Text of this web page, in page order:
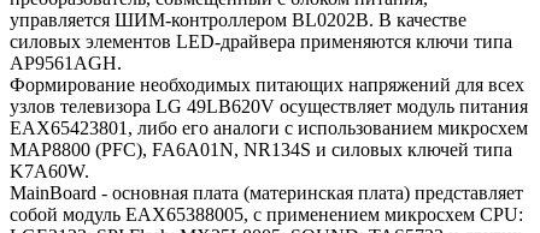
управляется ШИМ-контроллером BL0202B. В качестве
силовых элементов LED-драйвера применяются ключи типа
AP9561AGH.
Формирование необходимых питающих напряжений для всех
узлов телевизора LG 49LB620V осуществляет модуль питания
EAX65423801, либо его аналоги c использованием микросхем
MAP8800 (PFC), FA6A01N, NR134S и силовых ключей типа
K7A60W.
MainBoard - основная плата (материнская плата) представляет
собой модуль EAX65388005, с применением микросхем CPU: